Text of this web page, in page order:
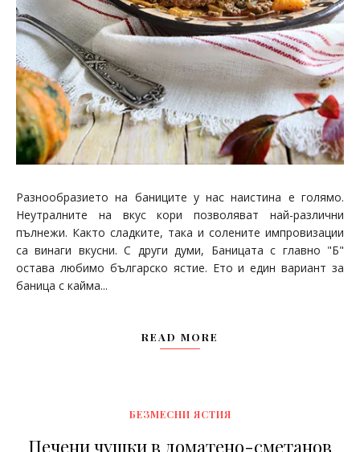
Разнообразието на баниците у нас наистина е голямо.
Неутралните на вкус кори позволяват най-различни
пълнежи. Както сладките, така и солените импровизации
са винаги вкусни. С други думи, Баницата с главно "Б"
остава любимо българско ястие. Ето и един вариант за
баница с кайма...
READ MORE
БЕЗМЕСНИ ЯСТИЯ
Печени чушки в доматено-сметанов